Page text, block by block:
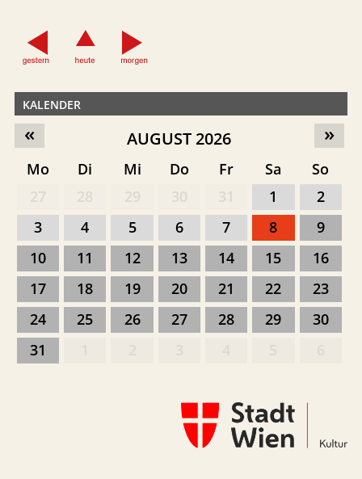
KALENDER
»
« AUGUST 2026
Mo Di Mi Do Fr Sa
So
1
2
3
4 5 6 7 8
9
10
11 12 13 14 15
16
17
18 19 20 21 22
23
24
25 26 27 28 29
30
31